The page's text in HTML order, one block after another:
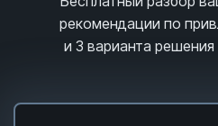
рекомендации по
и 3 варианта